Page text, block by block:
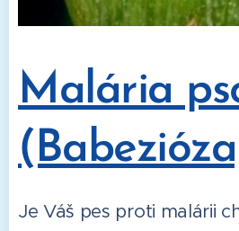
Malária
Je Váš pes proti malárii